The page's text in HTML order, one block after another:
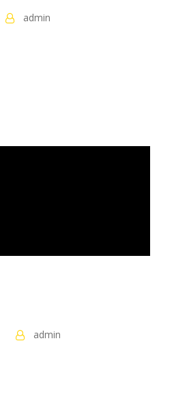
admin
admin